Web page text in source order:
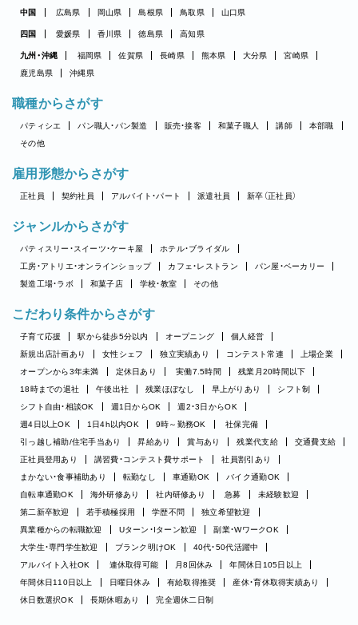
中国 広島県 岡山県 島根県 鳥取県 山口県
四国 愛媛県 香川県 徳島県 高知県
九州・沖縄 福岡県 佐賀県 長崎県 熊本県 大分県
宮崎県
鹿児島県
沖縄県
職種からさがす
パティシエ パン職人・パン製造 販売・接客 和菓子職人 講師
本部職
その他
雇用形態からさがす
正社員 契約社員 アルバイト・パート 派遣社員 新卒（正社員）
ジャンルからさがす
パティスリー・スイーツ・ケーキ屋
ホテル・ブライダル
工房・アトリエ・オンラインショップ
カフェ・レストラン
パン屋・ベーカリー
製造工場・ラボ
和菓子店 学校・教室 その他
こだわり条件からさがす
子育て応援 駅から徒歩5分以内 オープニング
個人経営
新規出店計画あり
女性シェフ 独立実績あり コンテスト常連
上場企業
オープンから3年未満
定休日あり 実働7.5時間
残業月20時間以下
18時までの退社
午後出社 残業ほぼなし 早上がりあり
シフト制
シフト自由・相談OK
週1日からOK
週2・3日からOK
週4日以上OK
1日4h以内OK 9時～勤務OK
社保完備
引っ越し補助/住宅手当あり
昇給あり 賞与あり 残業代支給
交通費支給
正社員登用あり
講習費・コンテスト費サポート
社員割引あり
まかない・食事補助あり
転勤なし 車通勤OK
バイク通勤OK
自転車通勤OK
海外研修あり 社内研修あり 急募
未経験歓迎
第二新卒歓迎
若手積極採用 学歴不問
独立希望歓迎
異業種からの転職歓迎
Uターン・Iターン歓迎
副業・WワークOK
大学生・専門学生歓迎
ブランク明けOK
40代・50代活躍中
アルバイト入社OK
連休取得可能 月8回休み
年間休日105日以上
年間休日110日以上
日曜日休み 有給取得推奨
産休・育休取得実績あり
休日数選択OK
長期休暇あり 完全週休二日制